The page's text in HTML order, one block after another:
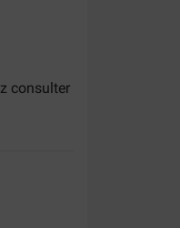
consulter